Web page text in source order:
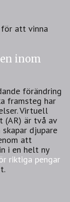
att vinna
inom
förändring
framsteg har
Virtuell
(AR) är två av
djupare
att
i en helt ny
riktiga pengar